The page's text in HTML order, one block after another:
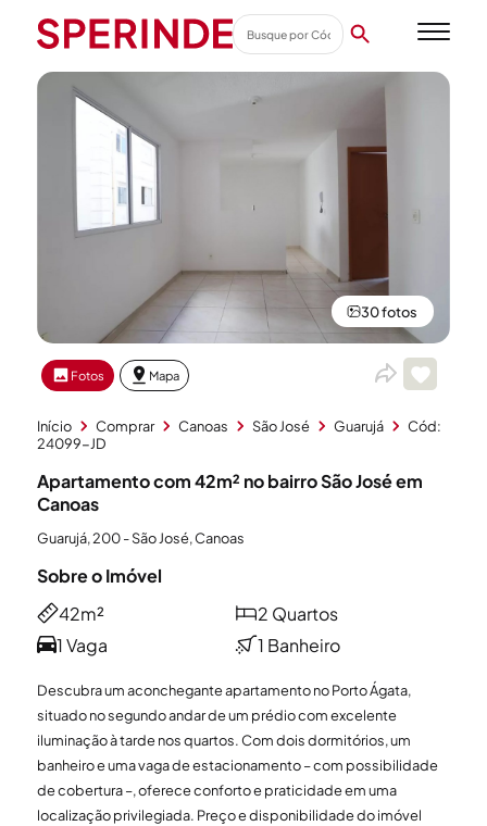
30 fotos
Fotos Mapa
Início Comprar Canoas São José Guarujá
Cód:
24099-JD
Apartamento com 42m² no bairro São José em
Canoas
Guarujá, 200 - São José, Canoas
Sobre o Imóvel
42m²
2 Quartos
1 Vaga
1 Banheiro
Descubra um aconchegante apartamento no Porto Ágata,
situado no segundo andar de um prédio com excelente
iluminação à tarde nos quartos. Com dois dormitórios, um
banheiro e uma vaga de estacionamento – com possibilidade
de cobertura –, oferece conforto e praticidade em uma
localização privilegiada. Preço e disponibilidade do imóvel